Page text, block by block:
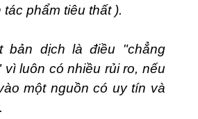
phẩm tiêu thất ).
bản dịch là điều "chẳng
vì luôn có nhiều rủi ro, nếu
một nguồn có uy tín và